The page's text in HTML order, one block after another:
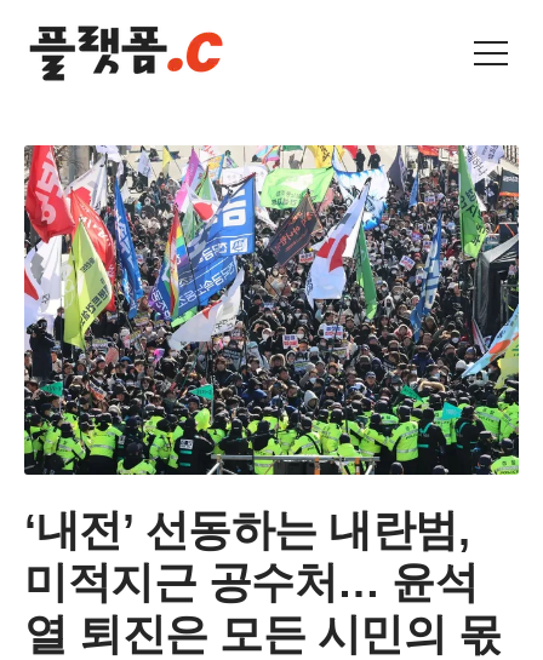
‘내전’ 선동하는 내란범,
미적지근 공수처… 윤석
열 퇴진은 모든 시민의 몫